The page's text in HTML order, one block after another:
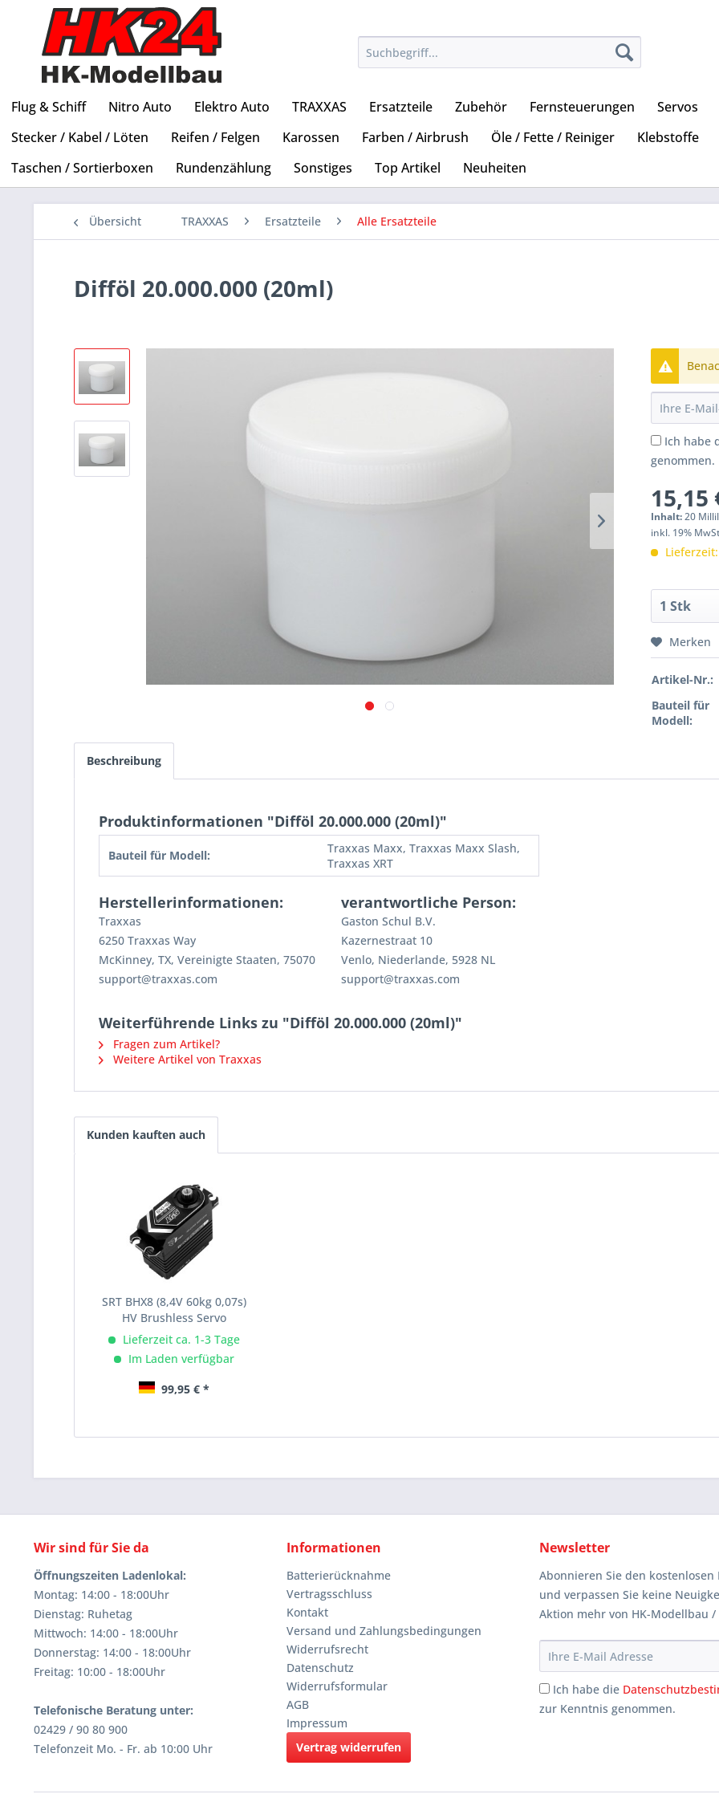
Flug & Schiff Nitro Auto Elektro Auto TRAXXAS Ersatzteile Zubehör Fernsteuerungen
Servos
Stecker / Kabel / Löten
Reifen / Felgen Karossen Farben / Airbrush Öle / Fette / Reiniger
Klebstoffe
Taschen / Sortierboxen
Rundenzählung Sonstiges Top Artikel Neuheiten
Übersicht TRAXXAS Ersatzteile Alle Ersatzteile
Difföl 20.000.000 (20ml)
Ich habe
genommen.
15,15
Inhalt:20
inkl. 19%
Merken
Artikel-Nr.:
Bauteil für
Modell:
Beschreibung
Produktinformationen "Difföl 20.000.000 (20ml)"
Bauteil für Modell:
Traxxas Maxx, Traxxas Maxx Slash,
Traxxas XRT
Herstellerinformationen:
Traxxas
6250 Traxxas Way
McKinney, TX, Vereinigte Staaten, 75070
support@traxxas.com
verantwortliche Person:
Gaston Schul B.V.
Kazernestraat 10
Venlo, Niederlande, 5928 NL
support@traxxas.com
Weiterführende Links zu "Difföl 20.000.000 (20ml)"
Fragen zum Artikel?
Weitere Artikel von Traxxas
Kunden kauften auch
SRT BHX8 (8,4V 60kg 0,07s)
HV Brushless Servo
Lieferzeit ca. 1-3 Tage
Im Laden verfügbar
99,95 € *
Wir sind für Sie da
Öffnungszeiten Ladenlokal:
Montag: 14:00 - 18:00Uhr
Dienstag: Ruhetag
Mittwoch: 14:00 - 18:00Uhr
Donnerstag: 14:00 - 18:00Uhr
Freitag: 10:00 - 18:00Uhr
Telefonische Beratung unter:
02429 / 90 80 900
Telefonzeit Mo. - Fr. ab 10:00 Uhr
Informationen
Batterierücknahme
Vertragsschluss
Kontakt
Versand und Zahlungsbedingungen
Widerrufsrecht
Datenschutz
Widerrufsformular
AGB
Impressum
Vertrag widerrufen
Newsletter
Abonnieren Sie den kostenlosen
und verpassen Sie keine
Aktion mehr von HK-Modellbau /
Ich habe die
zur Kenntnis genommen.